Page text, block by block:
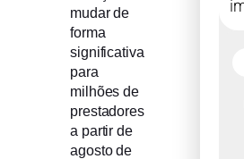
mudar de
forma
significativa
para
milhões de
prestadores
a partir de
agosto de
Recuperação
judicial cresce
entre micro e
pequenas
empresas